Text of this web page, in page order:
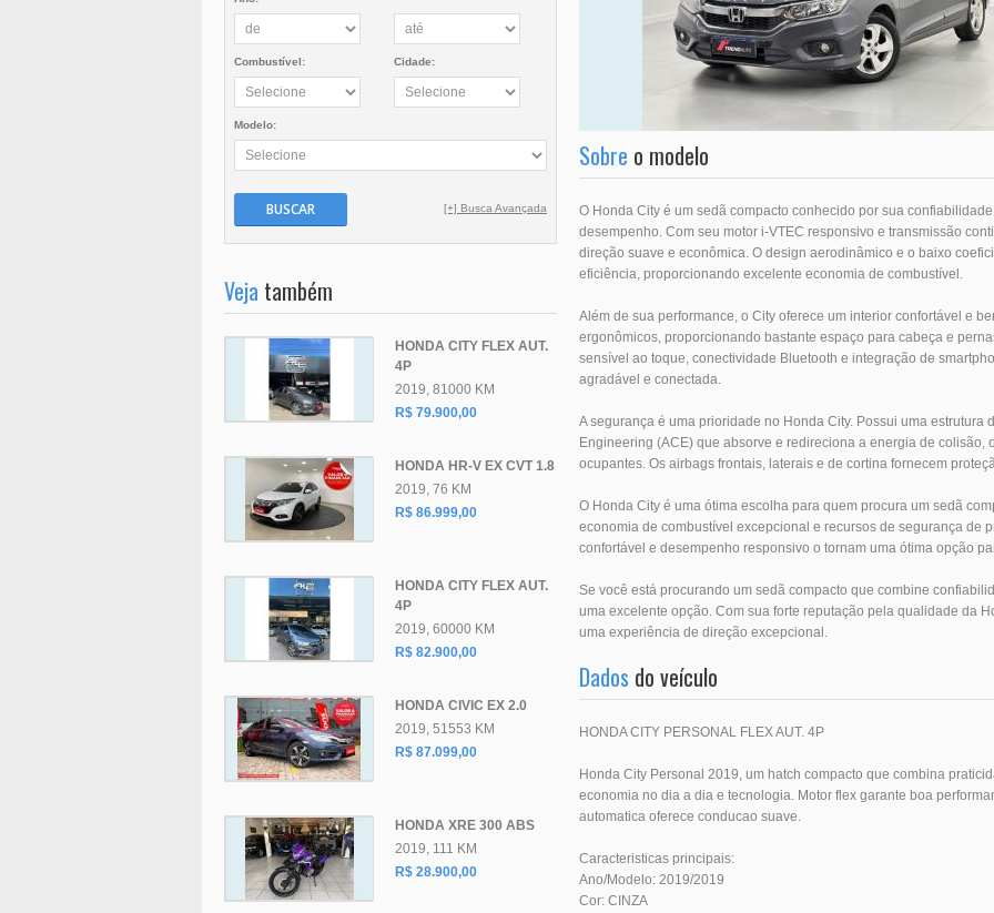
Sobre o modelo
O Honda City é um sedã compacto conhecido por sua
desempenho. Com seu motor i-VTEC responsivo e transmissão
direção suave e econômica. O design aerodinâmico e o baixo
eficiência, proporcionando excelente economia de combustível.
Além de sua performance, o City oferece um interior confortável e
ergonômicos, proporcionando bastante espaço para cabeça e
sensível ao toque, conectividade Bluetooth e integração de
agradável e conectada.
A segurança é uma prioridade no Honda City. Possui uma estrutura
Engineering (ACE) que absorve e redireciona a energia de colisão,
ocupantes. Os airbags frontais, laterais e de cortina fornecem
O Honda City é uma ótima escolha para quem procura um sedã
economia de combustível excepcional e recursos de segurança de
confortável e desempenho responsivo o tornam uma ótima opção
Se você está procurando um sedã compacto que combine
uma excelente opção. Com sua forte reputação pela qualidade da
uma experiência de direção excepcional.
Dados do veículo
HONDA CITY PERSONAL FLEX AUT. 4P
Honda City Personal 2019, um hatch compacto que combina
economia no dia a dia e tecnologia. Motor flex garante boa
automatica oferece conducao suave.
Caracteristicas principais:
Ano/Modelo: 2019/2019
Cor: CINZA
Combustível: Cidade:
Modelo:
BUSCAR [+] Busca Avançada
Veja também
HONDA CITY FLEX AUT.
4P
2019, 81000 KM
R$ 79.900,00
HONDA HR-V EX CVT 1.8
2019, 76 KM
R$ 86.999,00
HONDA CITY FLEX AUT.
4P
2019, 60000 KM
R$ 82.900,00
HONDA CIVIC EX 2.0
2019, 51553 KM
R$ 87.099,00
HONDA XRE 300 ABS
2019, 111 KM
R$ 28.900,00